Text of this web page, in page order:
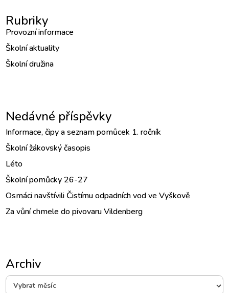
Rubriky
Provozní informace
Školní aktuality
Školní družina
Nedávné příspěvky
Informace, čipy a seznam pomůcek 1. ročník
Školní žákovský časopis
Léto
Školní pomůcky 26-27
Osmáci navštívili Čistírnu odpadních vod ve Vyškově
Za vůní chmele do pivovaru Vildenberg
ArchivArchiv